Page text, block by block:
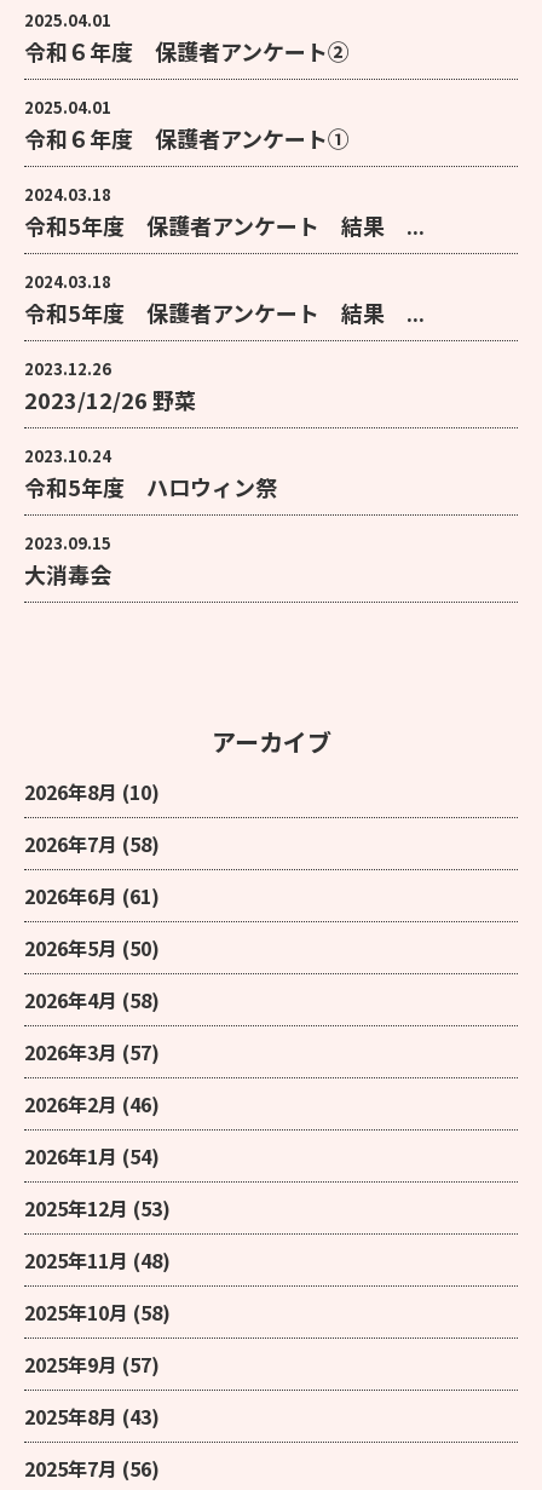
2025.04.01
令和６年度 保護者アンケート②
2025.04.01
令和６年度 保護者アンケート①
2024.03.18
令和5年度 保護者アンケート 結果 ...
2024.03.18
令和5年度 保護者アンケート 結果 ...
2023.12.26
2023/12/26 野菜
2023.10.24
令和5年度 ハロウィン祭
2023.09.15
大消毒会
アーカイブ
2026年8月 (10)
2026年7月 (58)
2026年6月 (61)
2026年5月 (50)
2026年4月 (58)
2026年3月 (57)
2026年2月 (46)
2026年1月 (54)
2025年12月 (53)
2025年11月 (48)
2025年10月 (58)
2025年9月 (57)
2025年8月 (43)
2025年7月 (56)